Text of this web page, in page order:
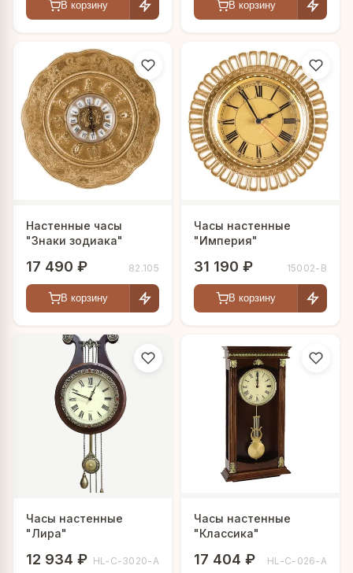
В корзину В корзину
Настенные часы
"Знаки зодиака"
17 490 ₽ 82.105
В корзину
Часы настенные
"Империя"
31 190 ₽ 15002-В
В корзину
Часы настенные
"Лира"
12 934 ₽ HL-C-3020-A
Часы настенные
"Классика"
17 404 ₽ HL-C-026-A